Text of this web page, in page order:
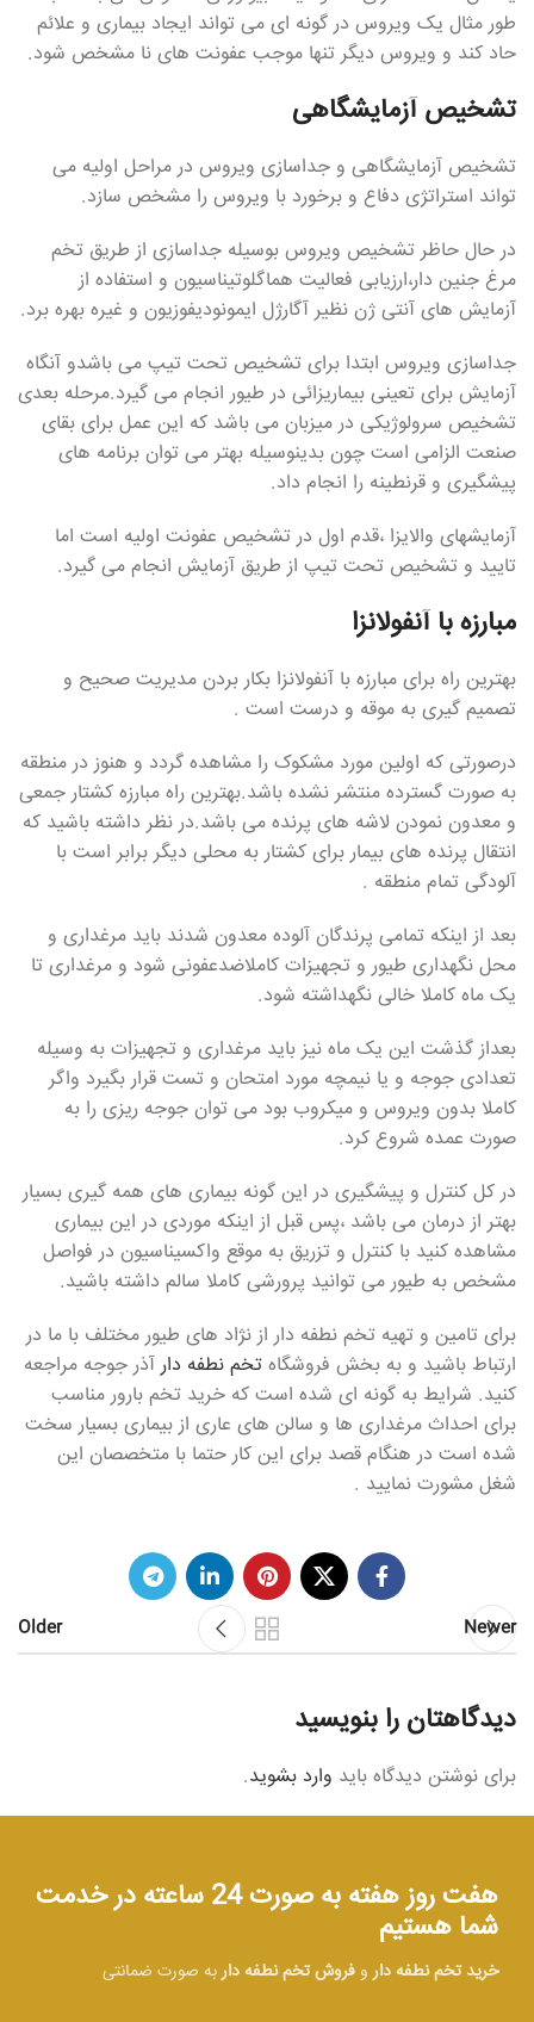
طور مثال یک ویروس در گونه ای می تواند ایجاد بیماری و علائم
حاد کند و ویروس دیگر تنها موجب عفونت های نا مشخص شود.
تشخیص آزمایشگاهی
تشخیص آزمایشگاهی و جداسازی ویروس در مراحل اولیه می
تواند استراتژی دفاع و برخورد با ویروس را مشخص سازد.
در حال حاظر تشخیص ویروس بوسیله جداسازی از طریق تخم
مرغ جنین دار،ارزیابی فعالیت هماگلوتیناسیون و استفاده از
آزمایش های آنتی ژن نظیر آگارژل ایمونودیفوزیون و غیره بهره برد.
جداسازی ویروس ابتدا برای تشخیص تحت تیپ می باشدو آنگاه
آزمایش برای تعینی بیماریزائی در طیور انجام می گیرد.مرحله بعدی
تشخیص سرولوژیکی در میزبان می باشد که این عمل برای بقای
صنعت الزامی است چون بدینوسیله بهتر می توان برنامه های
پیشگیری و قرنطینه را انجام داد.
آزمایشهای والایزا ،قدم اول در تشخیص عفونت اولیه است اما
تایید و تشخیص تحت تیپ از طریق آزمایش انجام می گیرد.
مبارزه با آنفولانزا
بهترین راه برای مبارزه با آنفولانزا بکار بردن مدیریت صحیح و
تصمیم گیری به موقه و درست است .
درصورتی که اولین مورد مشکوک را مشاهده گردد و هنوز در منطقه
به صورت گسترده منتشر نشده باشد.بهترین راه مبارزه کشتار جمعی
و معدون نمودن لاشه های پرنده می باشد.در نظر داشته باشید که
انتقال پرنده های بیمار برای کشتار به محلی دیگر برابر است با
آلودگی تمام منطقه .
بعد از اینکه تمامی پرندگان آلوده معدون شدند باید مرغداری و
محل نگهداری طیور و تجهیزات کاملاضدعفونی شود و مرغداری تا
یک ماه کاملا خالی نگهداشته شود.
بعداز گذشت این یک ماه نیز باید مرغداری و تجهیزات به وسیله
تعدادی جوجه و یا نیمچه مورد امتحان و تست قرار بگیرد واگر
کاملا بدون ویروس و میکروب بود می توان جوجه ریزی را به
صورت عمده شروع کرد.
در کل کنترل و پیشگیری در این گونه بیماری های همه گیری بسیار
بهتر از درمان می باشد ،پس قبل از اینکه موردی در این بیماری
مشاهده کنید با کنترل و تزریق به موقع واکسیناسیون در فواصل
مشخص به طیور می توانید پرورشی کاملا سالم داشته باشید.
برای تامین و تهیه تخم نطفه دار از نژاد های طیور مختلف با ما در
ارتباط باشید و به بخش فروشگاه تخم نطفه دارآذر جوجه مراجعه
کنید. شرایط به گونه ای شده است که خرید تخم بارور مناسب
برای احداث مرغداری ها و سالن های عاری از بیماری بسیار سخت
شده است در هنگام قصد برای این کار حتما با متخصصان این
شغل مشورت نمایید .
Newer
Older
دیدگاهتان را بنویسید
برای نوشتن دیدگاه باید وارد بشوید.
هفت روز هفته به صورت 24 ساعته در خدمت
شما هستیم
خرید تخم نطفه داروفروش تخم نطفه داربه صورت ضمانتی